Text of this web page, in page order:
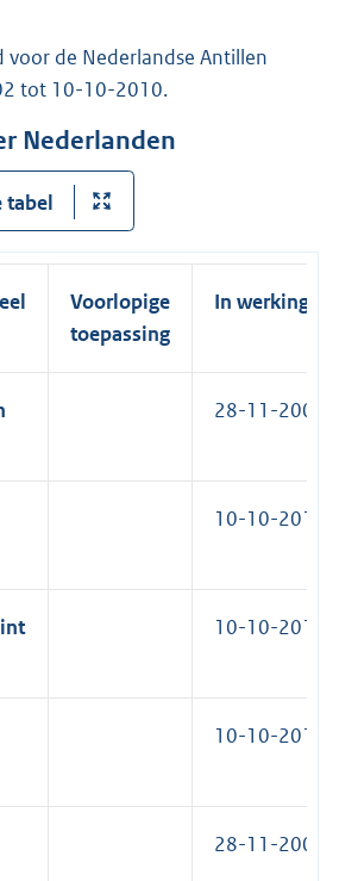
)n
e
voor de Nederlandse Antillen
tot 10-10-2010.
Nederlanden
tabel
Voorlopige
toepassing
In werking
28-11-2002
10-10-2010
10-10-2010
10-10-2010
28-11-2002